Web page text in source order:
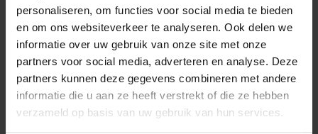
personaliseren, om functies voor social media te bieden
en om ons websiteverkeer te analyseren. Ook delen we
informatie over uw gebruik van onze site met onze
partners voor social media, adverteren en analyse. Deze
partners kunnen deze gegevens combineren met andere
informatie die u aan ze heeft verstrekt of die ze hebben
verzameld op basis van uw gebruik van hun services.